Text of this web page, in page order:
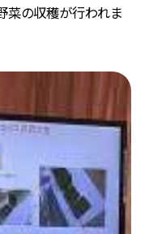
菜の収穫が行われま